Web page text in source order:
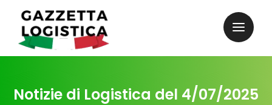
content
Notizie di Logistica del 4/07/2025